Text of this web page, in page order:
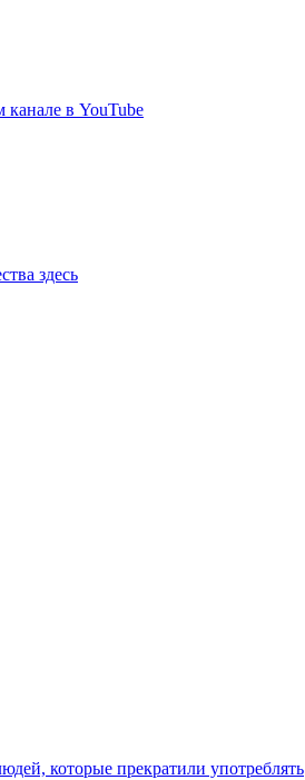
в YouTube
здесь
которые прекратили употреблять